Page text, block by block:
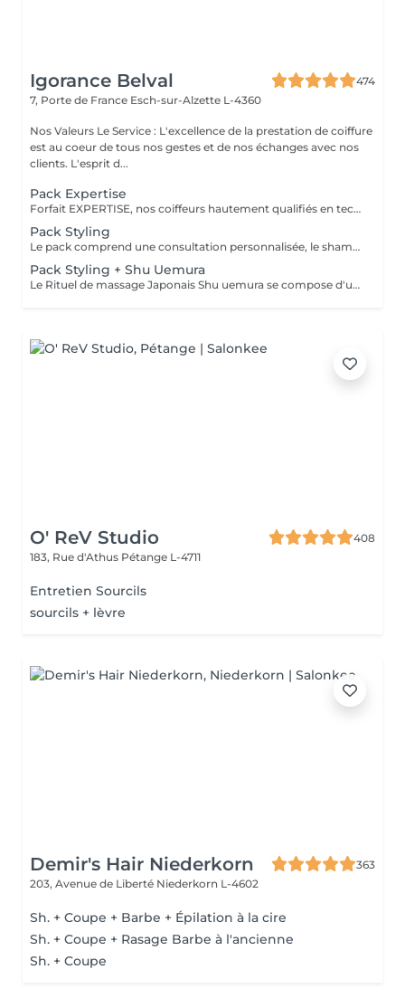
Igorance Belval
474
7, Porte de France Esch-sur-Alzette L-4360
Nos Valeurs Le Service : L'excellence de la prestation de coiffure
est au coeur de tous nos gestes et de nos échanges avec nos
clients. L'esprit d...
Pack Expertise
Forfait EXPERTISE, nos coiffeurs hautement qualifiés en technique anglo-saxonne, en formation continu et diplômés d’une académie anglaise à Paris. Vous offre une séance d’une heure avec votre coach en suivi beauté. Ce pack inclus : 1 h de prestation Un diagnostique personnalisé Shampoing spécifique Haircare Conditioner spécifique Produit de coiffage Coupe Styling Produit de finition
Pack Styling
Le pack comprend une consultation personnalisée, le shampooing et le conditionneur spécifiques REDKEN/ SHU UEMURA , le séchage et les produits de styling REDKEN/ SHU UEMURA * Tarifs à titre indicatifs à confirmer après la consultation personnalisée établit auprès de votre coiffeur/stylist/spécialiste * La direction se réserve le droit d’apporter des modifications pour le bon fonctionnement du salon
Pack Styling + Shu Uemura
Le Rituel de massage Japonais Shu uemura se compose d'un shampooing et d'un soin d'une durée de 30 minutes pour une relaxation une une réparation intense du cheveu et ensuite le pack styling
O' ReV Studio
408
183, Rue d'Athus Pétange L-4711
Entretien Sourcils
sourcils + lèvre
Demir's Hair Niederkorn
363
203, Avenue de Liberté Niederkorn L-4602
Sh. + Coupe + Barbe + Épilation à la cire
Sh. + Coupe + Rasage Barbe à l'ancienne
Sh. + Coupe